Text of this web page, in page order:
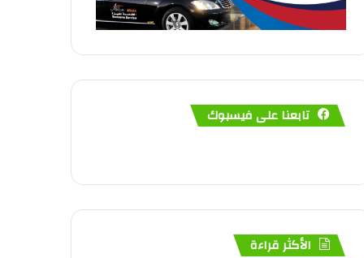
تابعنا على فيسبوك
الأكثر قراءة